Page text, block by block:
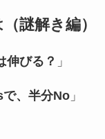
謎解き編）
伸びる？ 」
で、半分No」